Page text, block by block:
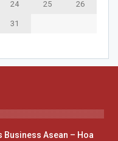
24 25 26
31
Business Asean – Hoa